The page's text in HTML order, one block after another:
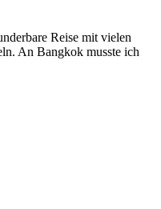
Reise mit vielen
An Bangkok musste ich